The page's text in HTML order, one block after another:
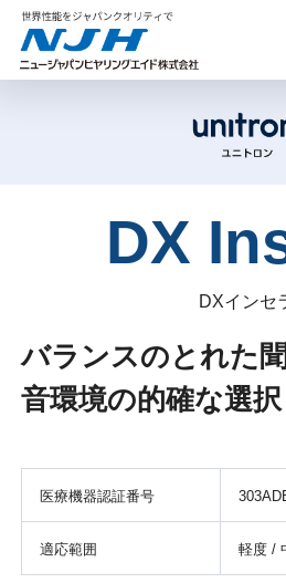
NJH ニュージャパンヒヤリングエイド株式会社
お近くの販売店を探す
DX
DXインセ
バランスのとれた
音環境の的確な選択
医療機器認証番号
適応範囲 軽度 /